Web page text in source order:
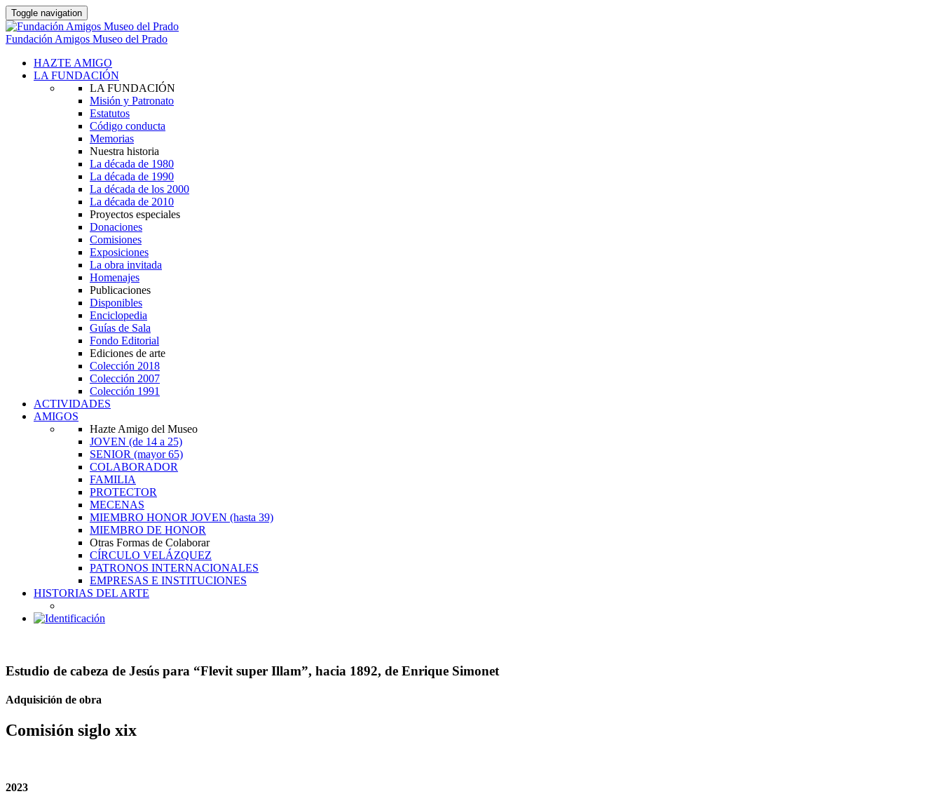
Toggle navigation
Fundación Amigos Museo del Prado
HAZTE AMIGO
LA FUNDACIÓN
LA FUNDACIÓN
Misión y Patronato
Estatutos
Código conducta
Memorias
Nuestra historia
La década de 1980
La década de 1990
La década de los 2000
La década de 2010
Proyectos especiales
Donaciones
Comisiones
Exposiciones
La obra invitada
Homenajes
Publicaciones
Disponibles
Enciclopedia
Guías de Sala
Fondo Editorial
Ediciones de arte
Colección 2018
Colección 2007
Colección 1991
ACTIVIDADES
AMIGOS
Hazte Amigo del Museo
JOVEN (de 14 a 25)
SENIOR (mayor 65)
COLABORADOR
FAMILIA
PROTECTOR
MECENAS
MIEMBRO HONOR JOVEN (hasta 39)
MIEMBRO DE HONOR
Otras Formas de Colaborar
CÍRCULO VELÁZQUEZ
PATRONOS INTERNACIONALES
EMPRESAS E INSTITUCIONES
HISTORIAS DEL ARTE
Estudio de cabeza de Jesús para “Flevit super Illam”, hacia 1892, de Enrique Simonet
Adquisición de obra
Comisión siglo xix
2023